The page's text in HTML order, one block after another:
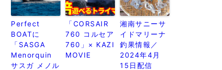
Perfect
BOATに
「SASGA
Menorquin
サスガ メノル
「CORSAIR
760 コルセア
760」× KAZI
MOVIE
湘南サニーサ
イドマリーナ
釣果情報／
2024年4月
15日配信